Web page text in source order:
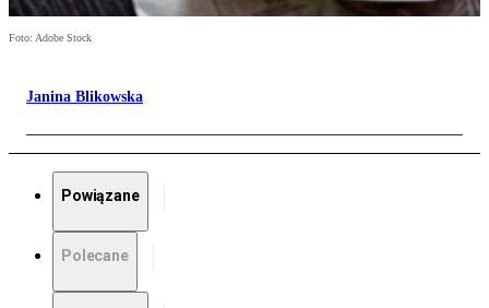
Foto: Adobe Stock
Janina Blikowska
Powiązane
Polecane